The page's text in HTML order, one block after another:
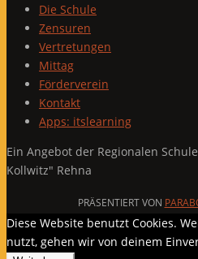
Die Schule
Zensuren
Vertretungen
Mittag
Förderverein
Kontakt
Apps: itslearning
Ein Angebot der Regionalen
Kollwitz" Rehna
PRÄSENTIERT VON
Diese Website benutzt Cookies.
nutzt, gehen wir von deinem